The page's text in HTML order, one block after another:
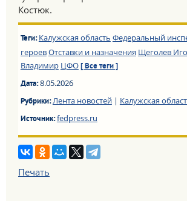
Костюк.
Теги: Калужская область Федеральный
героевОтставки и назначения Щеголев
Владимир ЦФО [ Все теги ]
Дата:8.05.2026
Рубрики:Лента новостей| Калужская
Источник:fedpress.ru
Печать